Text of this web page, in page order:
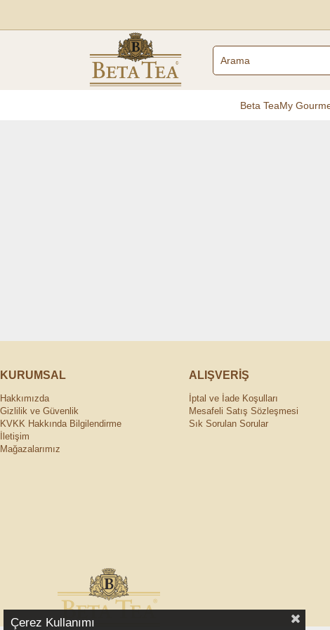
Beta TeaMy
KURUMSAL
Hakkımızda
Gizlilik ve Güvenlik
KVKK Hakkında Bilgilendirme
İletişim
Mağazalarımız
ALIŞVERİŞ
İptal ve İade Koşulları
Mesafeli Satış Sözleşmesi
Sık Sorulan Sorular
Çerez Kullanımı